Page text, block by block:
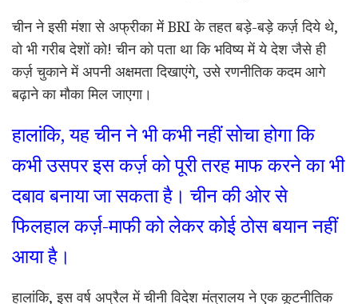
चीन ने इसी मंशा से अफ्रीका में BRI के तहत बड़े-बड़े कर्ज़ दिये थे,
वो भी गरीब देशों को! चीन को पता था कि भविष्य में ये देश जैसे ही
कर्ज़ चुकाने में अपनी अक्षमता दिखाएंगे, उसे रणनीतिक कदम आगे
बढ़ाने का मौका मिल जाएगा।
हालांकि, यह चीन ने भी कभी नहीं सोचा होगा कि
कभी उसपर इस कर्ज़ को पूरी तरह माफ करने का भी
दबाव बनाया जा सकता है। चीन की ओर से
फिलहाल कर्ज़-माफी को लेकर कोई ठोस बयान नहीं
आया है।
हालांकि, इस वर्ष अप्रैल में चीनी विदेश मंत्रालय ने एक कूटनीतिक